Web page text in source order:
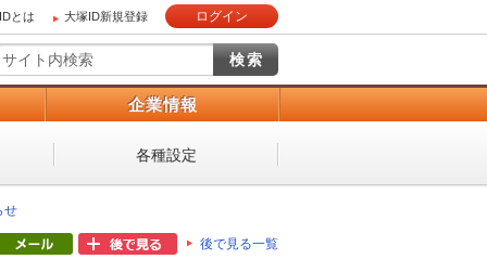
とは 大塚ID新規登録 ログイン
企業情報
各種設定
せ
後で見る一覧